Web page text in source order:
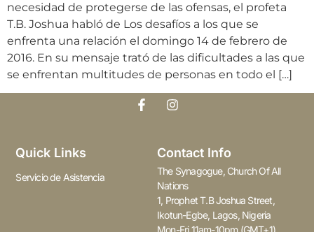
necesidad de protegerse de las ofensas, el profeta
T.B. Joshua habló de Los desafíos a los que se
enfrenta una relación el domingo 14 de febrero de
2016. En su mensaje trató de las dificultades a las que
se enfrentan multitudes de personas en todo el […]
Quick Links
Servicio de Asistencia
Contact Info
The Synagogue, Church Of All
Nations
1, Prophet T.B Joshua Street,
Ikotun-Egbe, Lagos, Nigeria
Mon-Fri 11am-10pm (GMT+1)